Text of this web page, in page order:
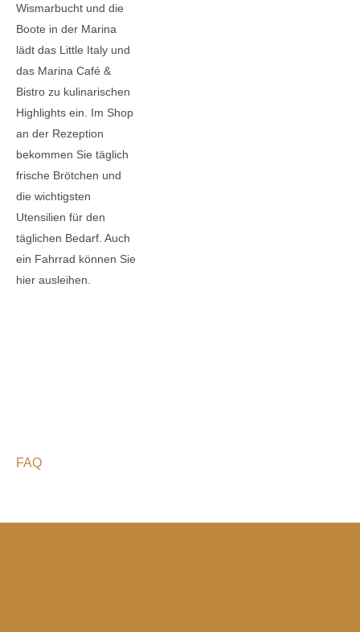
Wismarbucht und die
Boote in der Marina
lädt das Little Italy und
das Marina Café &
Bistro zu kulinarischen
Highlights ein. Im Shop
an der Rezeption
bekommen Sie täglich
frische Brötchen und
die wichtigsten
Utensilien für den
täglichen Bedarf. Auch
ein Fahrrad können Sie
hier ausleihen.
FAQ